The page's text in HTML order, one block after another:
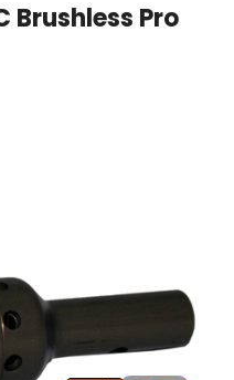
Brushless Pro